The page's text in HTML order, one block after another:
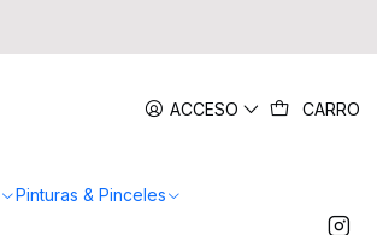
ACCESO CARRO
Pinturas & Pinceles